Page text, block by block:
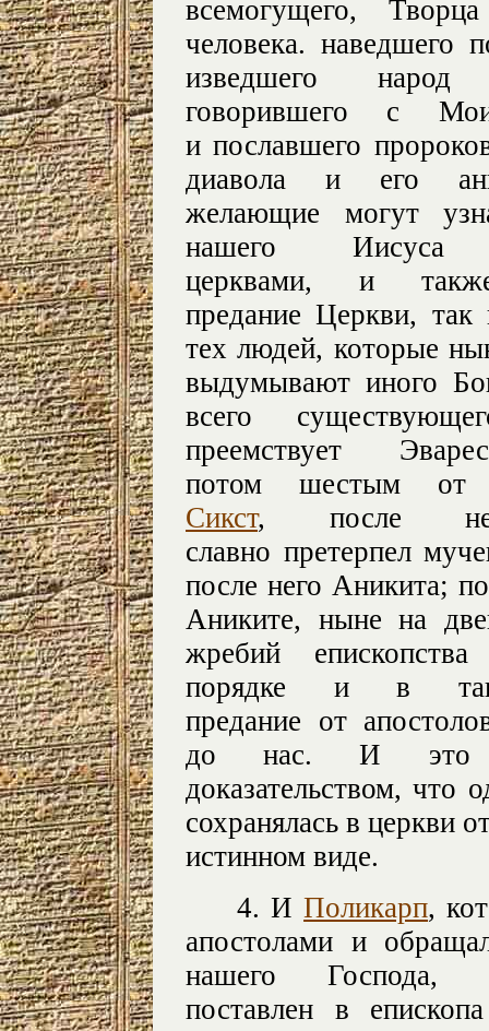
всемогущего,
человека. наведшего
изведшего
говорившего с
и пославшего
диавола и его
желающие могут
нашего Иисуса
церквами, и также
предание Церкви, так
тех людей, которые
выдумывают иного
всего
преемствует
потом шестым от
Сикст, после
славно претерпел
после него Аникита;
Аниките, ныне на
жребий
порядке и в
предание от
до нас. И это
доказательством, что
сохранялась в церкви
истинном виде.
4. ИПоликарп,
апостолами и
нашего
поставлен в